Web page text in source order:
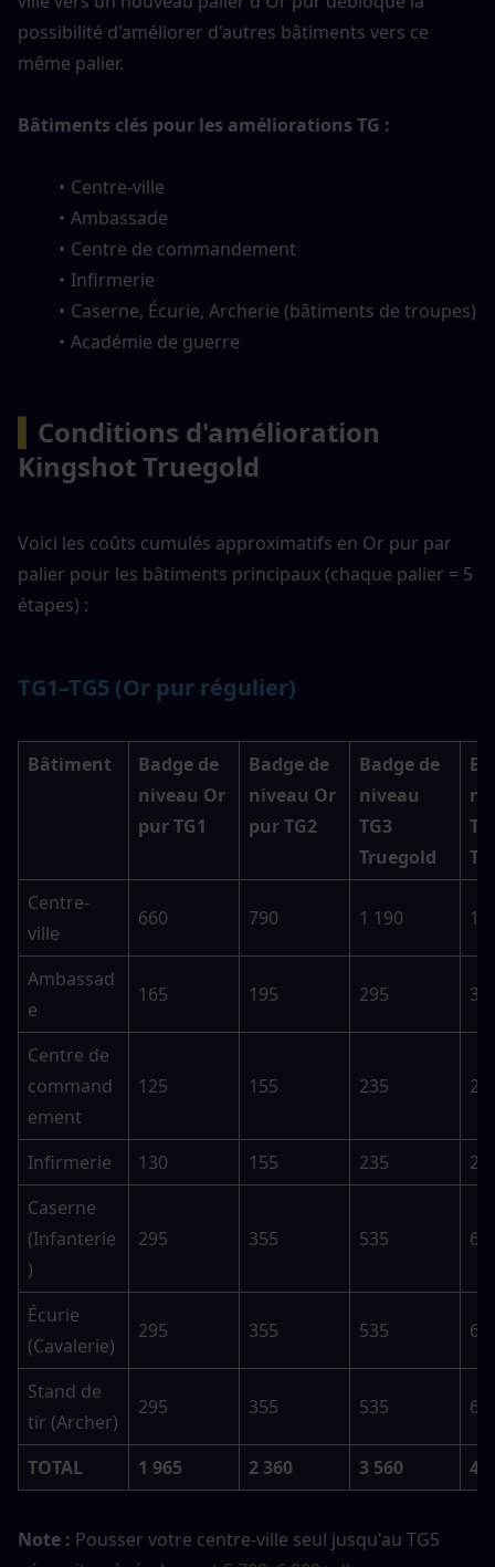
possibilité d'améliorer d'autres bâtiments vers ce
même palier.
Bâtiments clés pour les améliorations TG :
Centre-ville
Ambassade
Centre de commandement
Infirmerie
Caserne, Écurie, Archerie (bâtiments de troupes)
Académie de guerre
Conditions d'amélioration
Kingshot Truegold
Voici les coûts cumulés approximatifs en Or pur par
palier pour les bâtiments principaux (chaque palier = 5
étapes) :
TG1–TG5 (Or pur régulier)
Bâtiment
Badge de
niveau Or
pur TG1
Badge de
niveau Or
pur TG2
Badge de
niveau
TG3
Truegold
Centre-
ville
660 790 1 190 1
Ambassad
e
165 195 295
Centre de
command
ement
125 155 235
Infirmerie 130 155 235
Caserne
(Infanterie
)
295 355 535
Écurie
(Cavalerie)
295 355 535
Stand de
tir (Archer)
295 355 535
TOTAL 1 965 2 360 3 560 4
Note : Pousser votre centre-ville seul jusqu'au TG5